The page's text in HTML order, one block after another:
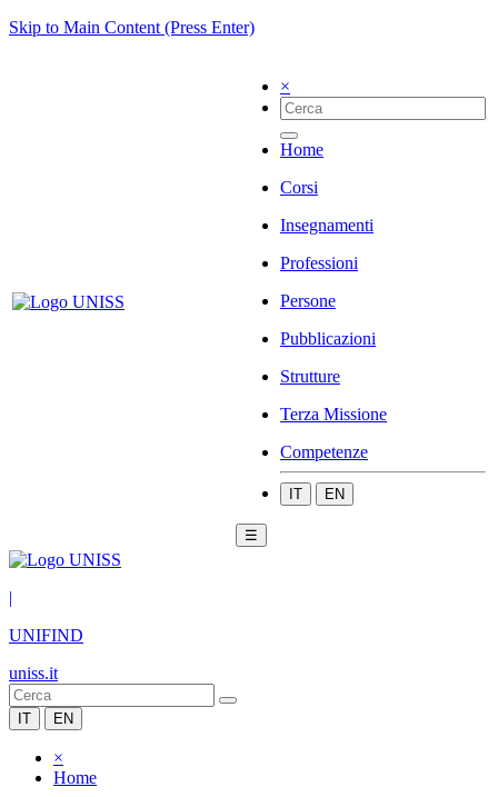
Skip to Main Content (Press Enter)
×
Home
Corsi
Insegnamenti
Professioni
Persone
Pubblicazioni
Strutture
Terza Missione
Competenze
IT EN
☰
|
UNIFIND
uniss.it
IT EN
×
Home